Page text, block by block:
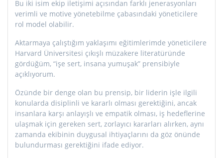
Bu iki isim ekip iletişimi açısından farklı jenerasyonları
verimli ve motive yönetebilme çabasındaki yöneticilere
rol model olabilir.
Aktarmaya çalıştığım yaklaşımı eğitimlerimde yöneticilere
Harvard Üniversitesi çıkışlı müzakere literatüründe
gördüğüm, “işe sert, insana yumuşak” prensibiyle
açıklıyorum.
Özünde bir denge olan bu prensip, bir liderin işle ilgili
konularda disiplinli ve kararlı olması gerektiğini, ancak
insanlara karşı anlayışlı ve empatik olması, iş hedeflerine
ulaşmak için gereken sert, zorlayıcı kararları alırken, aynı
zamanda ekibinin duygusal ihtiyaçlarını da göz önünde
bulundurması gerektiğini ifade ediyor.